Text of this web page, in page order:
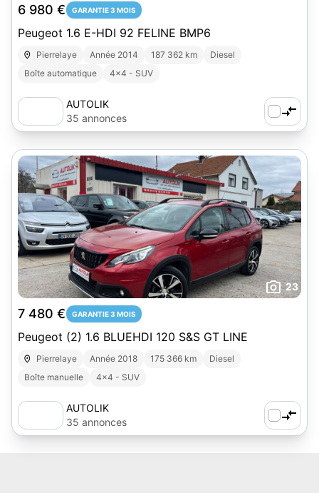
6 980 € GARANTIE 3 MOIS
Peugeot 1.6 E-HDI 92 FELINE BMP6
Pierrelaye Année 2014 187 362 km
Diesel
Boîte automatique
4x4 - SUV
AUTOLIK
35 annonces
23
7 480 € GARANTIE 3 MOIS
Peugeot (2) 1.6 BLUEHDI 120 S&S GT LINE
Pierrelaye Année 2018 175 366 km
Diesel
Boîte manuelle
4x4 - SUV
AUTOLIK
35 annonces